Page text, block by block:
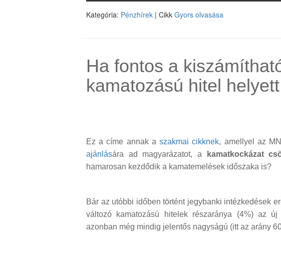
Kategória: Pénzhírek | Cikk Gyors olvasása
Ha fontos a
kamatozású hitel
Ez a címe annak aszakmai cikknek, amellyel az
ajánlására ad magyarázatot, a kamatkockázat
hamarosan kezdődik a kamatemelések időszaka is?
Bár az utóbbi időben történt jegybanki intézkedések
változó kamatozású hitelek részaránya (4%) az
azonban még mindig jelentős nagyságú (itt az arány